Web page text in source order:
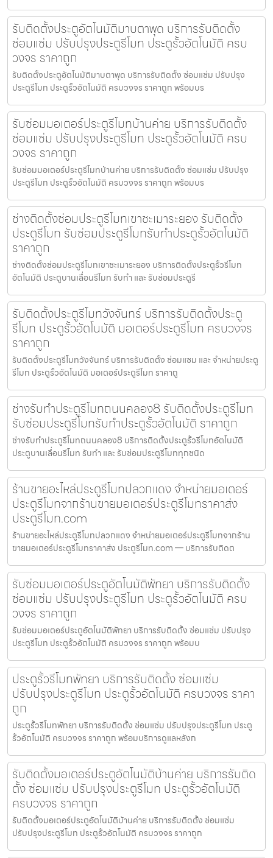
รับติดตั้งประตูอัตโนมัติมาบตาพุด บริการรับติดตั้ง
ซ่อมแซ่ม ปรับปรุงประตูรีโมท ประตูรั้วอัตโนมัติ ครบ
วงจร ราคาถูก
รับติดตั้งประตูอัตโนมัติมาบตาพุด บริการรับติดตั้ง ซ่อมแซ่ม ปรับปรุง
ประตูรีโมท ประตูรั้วอัตโนมัติ ครบวงจร ราคาถูก พร้อมบร
รับซ่อมมอเตอร์ประตูรีโมทบ้านค่าย บริการรับติดตั้ง
ซ่อมแซ่ม ปรับปรุงประตูรีโมท ประตูรั้วอัตโนมัติ ครบ
วงจร ราคาถูก
รับซ่อมมอเตอร์ประตูรีโมทบ้านค่าย บริการรับติดตั้ง ซ่อมแซ่ม ปรับปรุง
ประตูรีโมท ประตูรั้วอัตโนมัติ ครบวงจร ราคาถูก พร้อมบร
ช่างติดตั้งซ่อมประตูรีโมทเขาชะเมาระยอง รับติดตั้ง
ประตูรีโมท รับซ่อมประตูรีโมทรับทำประตูรั้วอัตโนมัติ
ราคาถูก
ช่างติดตั้งซ่อมประตูรีโมทเขาชะเมาระยอง บริการติดตั้งประตูรั้วรีโมท
อัตโนมัติ ประตูบานเลื่อนรีโมท รับทำ และ รับซ่อมประตูรี
รับติดตั้งประตูรีโมทวังจันทร์ บริการรับติดตั้งประตู
รีโมท ประตูรั้วอัตโนมัติ มอเตอร์ประตูรีโมท ครบวงจร
ราคาถูก
รับติดตั้งประตูรีโมทวังจันทร์ บริการรับติดตั้ง ซ่อมแซม และ จำหน่ายประตู
รีโมท ประตูรั้วอัตโนมัติ มอเตอร์ประตูรีโมท ราคาถู
ช่างรับทำประตูรีโมทถนนคลอง8 รับติดตั้งประตูรีโมท
รับซ่อมประตูรีโมทรับทำประตูรั้วอัตโนมัติ ราคาถูก
ช่างรับทำประตูรีโมทถนนคลอง8 บริการติดตั้งประตูรั้วรีโมทอัตโนมัติ
ประตูบานเลื่อนรีโมท รับทำ และ รับซ่อมประตูรีโมททุกชนิด
ร้านขายอะไหล่ประตูรีโมทปลวกแดง จำหน่ายมอเตอร์
ประตูรีโมทจากร้านขายมอเตอร์ประตูรีโมทราคาส่ง
ประตูรีโมท.com
ร้านขายอะไหล่ประตูรีโมทปลวกแดง จำหน่ายมอเตอร์ประตูรีโมทจากร้าน
ขายมอเตอร์ประตูรีโมทราคาส่ง ประตูรีโมท.com — บริการรับติดต
รับซ่อมมอเตอร์ประตูอัตโนมัติพัทยา บริการรับติดตั้ง
ซ่อมแซ่ม ปรับปรุงประตูรีโมท ประตูรั้วอัตโนมัติ ครบ
วงจร ราคาถูก
รับซ่อมมอเตอร์ประตูอัตโนมัติพัทยา บริการรับติดตั้ง ซ่อมแซ่ม ปรับปรุง
ประตูรีโมท ประตูรั้วอัตโนมัติ ครบวงจร ราคาถูก พร้อมบ
ประตูรั้วรีโมทพัทยา บริการรับติดตั้ง ซ่อมแซ่ม
ปรับปรุงประตูรีโมท ประตูรั้วอัตโนมัติ ครบวงจร ราคา
ถูก
ประตูรั้วรีโมทพัทยา บริการรับติดตั้ง ซ่อมแซ่ม ปรับปรุงประตูรีโมท ประตู
รั้วอัตโนมัติ ครบวงจร ราคาถูก พร้อมบริการดูแลหลังก
รับติดตั้งมอเตอร์ประตูอัตโนมัติบ้านค่าย บริการรับติด
ตั้ง ซ่อมแซ่ม ปรับปรุงประตูรีโมท ประตูรั้วอัตโนมัติ
ครบวงจร ราคาถูก
รับติดตั้งมอเตอร์ประตูอัตโนมัติบ้านค่าย บริการรับติดตั้ง ซ่อมแซ่ม
ปรับปรุงประตูรีโมท ประตูรั้วอัตโนมัติ ครบวงจร ราคาถูก